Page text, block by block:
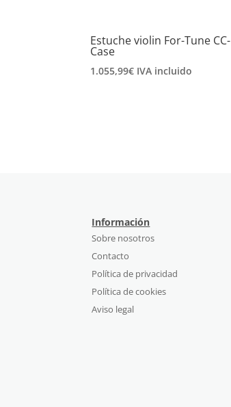
Estuche violin For-Tune CC-
Case
1.055,99€ IVA incluido
Información
Sobre nosotros
Contacto
Política de privacidad
Política de cookies
Aviso legal